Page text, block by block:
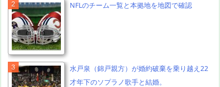
NFLのチーム一覧と本拠地を地図で確認
水戸泉（錦戸親方）が婚約破棄を乗り越え22
才年下のソプラノ歌手と結婚。